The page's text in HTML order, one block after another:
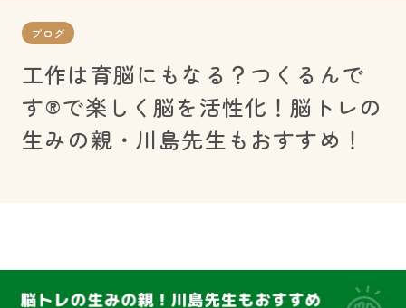
ブログ
工作は育脳にもなる？つくるんで
す®︎で楽しく脳を活性化！脳トレの
生みの親・川島先生もおすすめ！